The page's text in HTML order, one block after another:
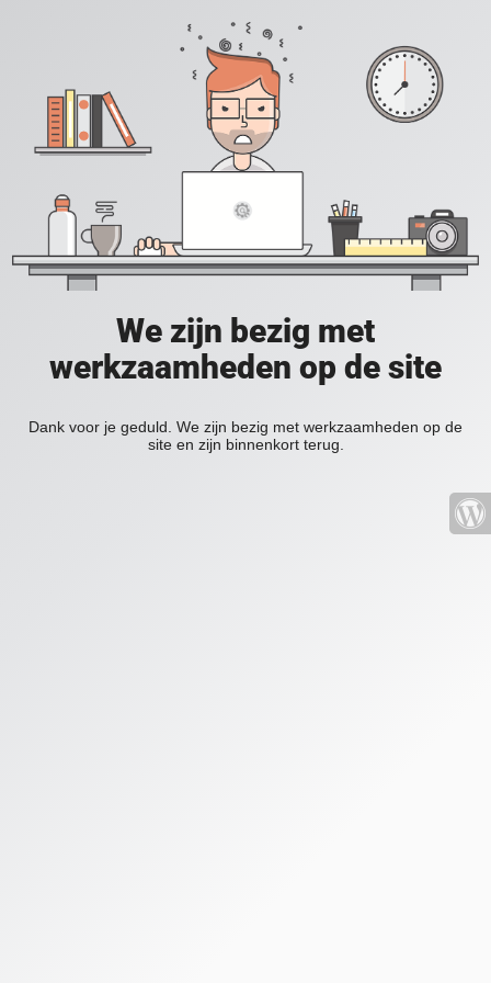
We zijn bezig met
werkzaamheden op de site
Dank voor je geduld. We zijn bezig met werkzaamheden op de
site en zijn binnenkort terug.